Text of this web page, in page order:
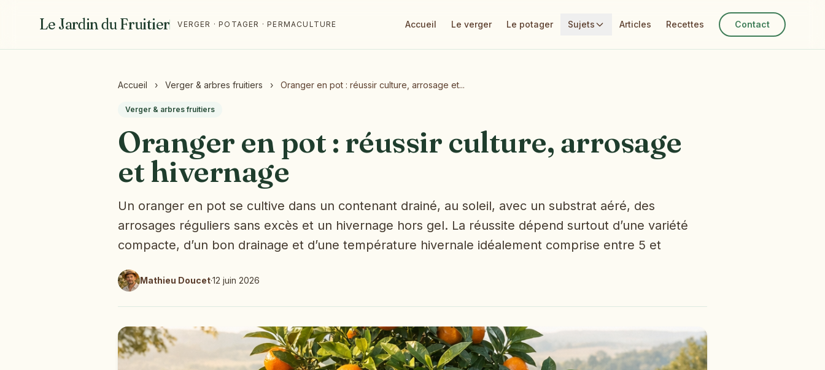
Le Jardin du Fruitier VERGER · POTAGER · PERMACULTURE Accueil Le verger Le potager Sujets Articles Recettes Contact
Accueil › Verger & arbres fruitiers › Oranger en pot : réussir culture, arrosage et...
Verger & arbres fruitiers
Oranger en pot : réussir culture, arrosage
et hivernage
Un oranger en pot se cultive dans un contenant drainé, au soleil, avec un substrat aéré, des
arrosages réguliers sans excès et un hivernage hors gel. La réussite dépend surtout d’une variété
compacte, d’un bon drainage et d’une température hivernale idéalement comprise entre 5 et
Mathieu Doucet·12 juin 2026